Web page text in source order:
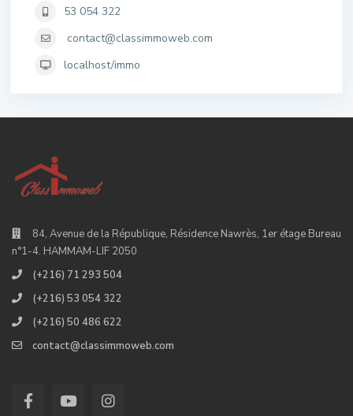
53 054 322
contact@classimmoweb.com
localhost/immo
84, Avenue de la République, Résidence Nawrès, 1er étage Bureau
n°1-4. HAMMAM-LIF 2050
(+216) 71 293 504
(+216) 53 054 322
(+216) 50 486 622
contact@classimmoweb.com